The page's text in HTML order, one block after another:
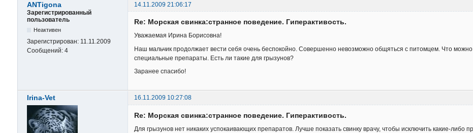
ANTigona
14.11.2009 21:06:17
Зарегистрированный
пользователь
Неактивен
Зарегистрирован: 11.11.2009
Сообщений: 4
Re: Морская свинка:странное поведение. Гиперактивость.
Уважаемая Ирина Борисовна!
Наш мальчик продолжает вести себя очень беспокойно. Совершенно невозможно общяться с питомцем. Что
специальные препараты. Есть ли такие для грызунов?
Заранее спасибо!
Irina-Vet 16.11.2009 10:27:08
Re: Морская свинка:странное поведение. Гиперактивость.
Для грызунов нет никаких успокаивающих препаратов. Лучше показать свинку врачу, чтобы исключить какие-либо